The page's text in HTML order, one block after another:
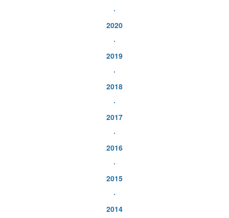
2020
2019
2018
2017
2016
2015
2014